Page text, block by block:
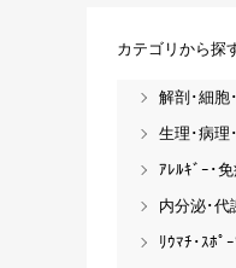
カテゴリから探
解剖･細胞
生理･病理
ｱﾚﾙｷﾞｰ･
内分泌･代
ﾘｳﾏﾁ･ｽﾎﾟ